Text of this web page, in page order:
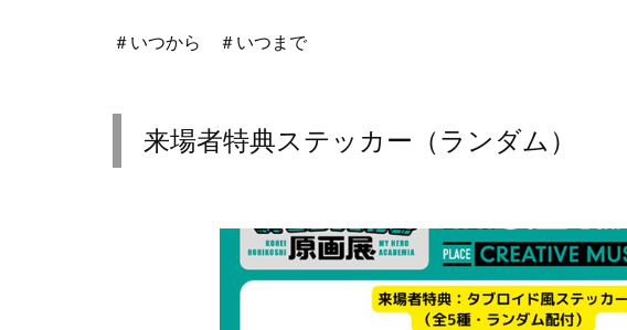
＃いつから ＃いつまで
来場者特典ステッカー（ランダム）